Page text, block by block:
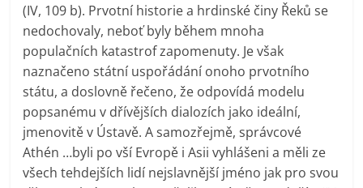
(IV, 109 b). Prvotní historie a hrdinské činy Řeků se
nedochovaly, neboť byly během mnoha
populačních katastrof zapomenuty. Je však
naznačeno státní uspořádání onoho prvotního
státu, a doslovně řečeno, že odpovídá modelu
popsanému v dřívějších dialozích jako ideální,
jmenovitě v Ústavě. A samozřejmě, správcové
Athén …byli po vší Evropě i Asii vyhlášeni a měli ze
všech tehdejších lidí nejslavnější jméno jak pro svou